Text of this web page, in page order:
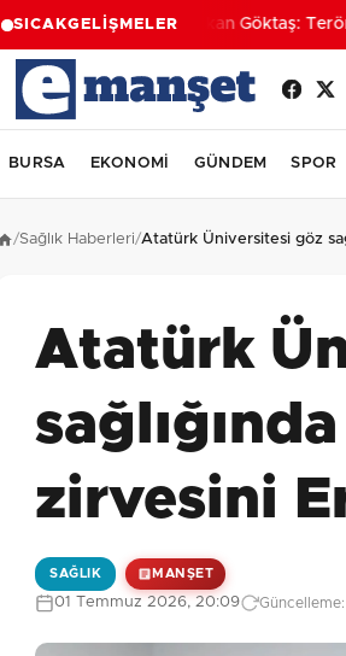
SICAKGELİŞMELERBakan Göktaş:
BURSA EKONOMİ GÜNDEM SPOR
/Sağlık Haberleri/Atatürk Üniversitesi göz
Atatürk
zirvesini
SAĞLIK MANŞET
01 Temmuz 2026, 20:09